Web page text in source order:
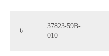
6
37823-59B-
010